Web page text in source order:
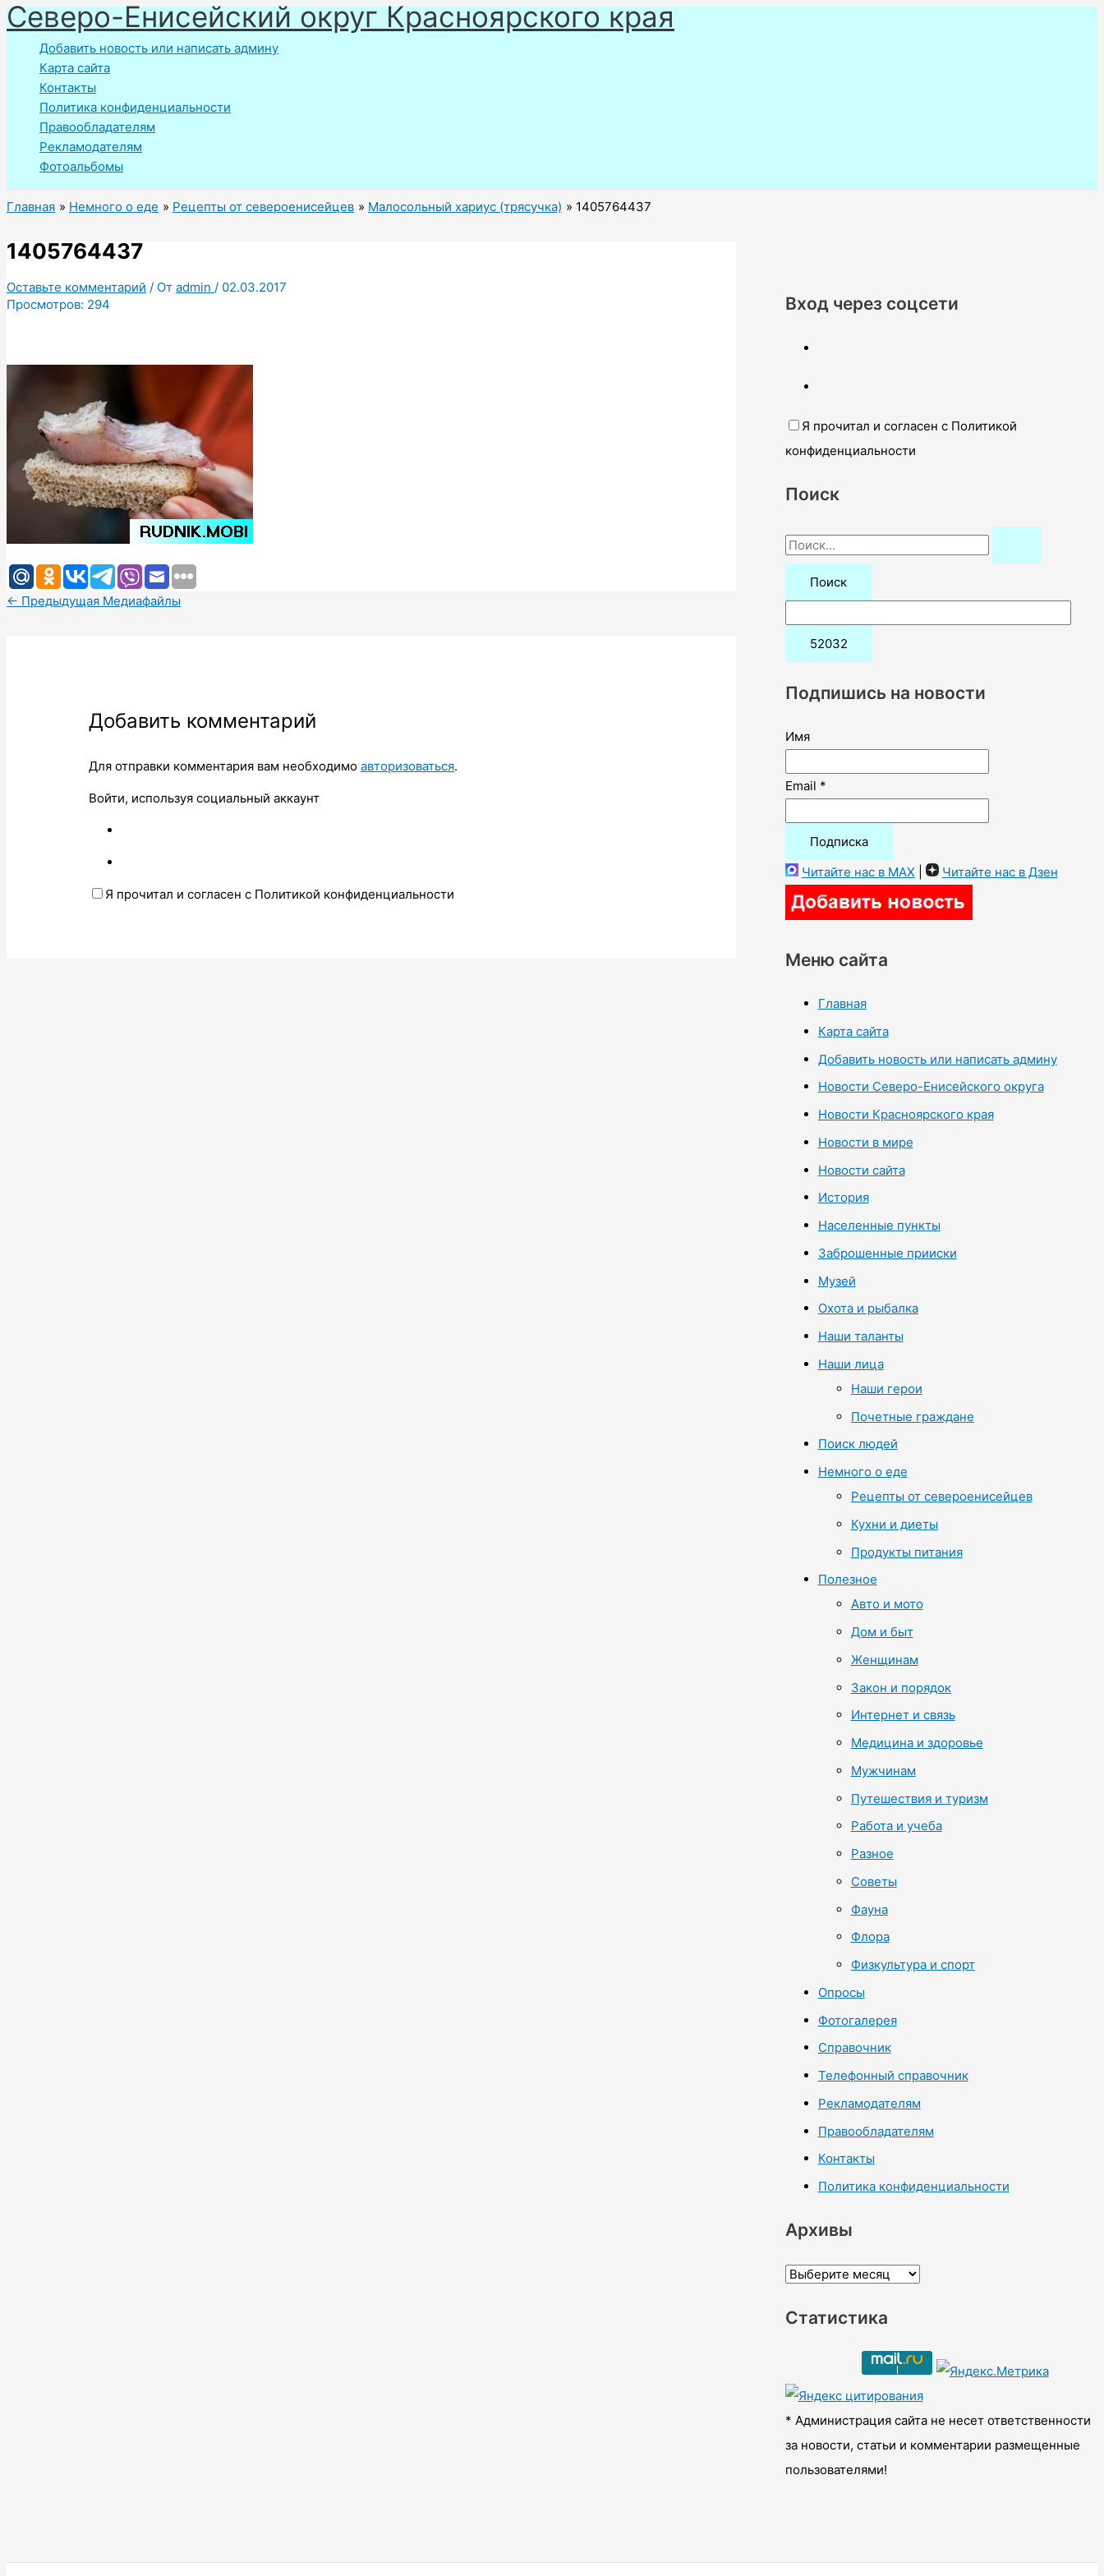
Перейти
к
содержимому
Северо-Енисейский округ Красноярского края
Добавить новость или написать админу
Карта сайта
Контакты
Политика конфиденциальности
Правообладателям
Рекламодателям
Фотоальбомы
Главная Немного о еде Рецепты от североенисейцев Малосольный хариус (трясучка) 1405764437
1405764437
Оставьте комментарий / От admin / 02.03.2017
Просмотров: 294
← Предыдущая Медиафайлы
Добавить комментарий
Для отправки комментария вам необходимоавторизоваться.
Войти, используя социальный аккаунт
Я прочитал и согласен с Политикой конфиденциальности
Вход через соцсети
Я прочитал и согласен с Политикой
конфиденциальности
Поиск
П
о
:
Подпишись на новости
Имя
Email *
Читайте нас в MAX Читайте нас в Дзен
Меню сайта
Главная
Карта сайта
Добавить новость или написать админу
Новости Северо-Енисейского округа
Новости Красноярского края
Новости в мире
Новости сайта
История
Населенные пункты
Заброшенные прииски
Музей
Охота и рыбалка
Наши таланты
Наши лица
Наши герои
Почетные граждане
Поиск людей
Немного о еде
Рецепты от североенисейцев
Кухни и диеты
Продукты питания
Полезное
Авто и мото
Дом и быт
Женщинам
Закон и порядок
Интернет и связь
Медицина и здоровье
Мужчинам
Путешествия и туризм
Работа и учеба
Разное
Советы
Фауна
Флора
Физкультура и спорт
Опросы
Фотогалерея
Справочник
Телефонный справочник
Рекламодателям
Правообладателям
Контакты
Политика конфиденциальности
Архивы
А
х
ы
Статистика
* Администрация сайта не несет ответственности
за новости, статьи и комментарии размещенные
пользователями!